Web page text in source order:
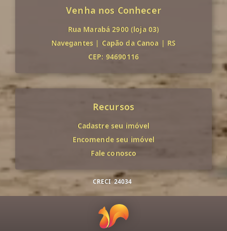
Venha nos Conhecer
Rua Marabá 2900 (loja 03)
Navegantes | Capão da Canoa | RS
CEP: 94690116
Recursos
Cadastre seu imóvel
Encomende seu imóvel
Fale conosco
CRECI 24034